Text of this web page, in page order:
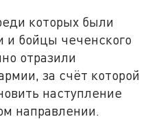
которых были
бойцы чеченского
отразили
за счёт которой
наступление
направлении.